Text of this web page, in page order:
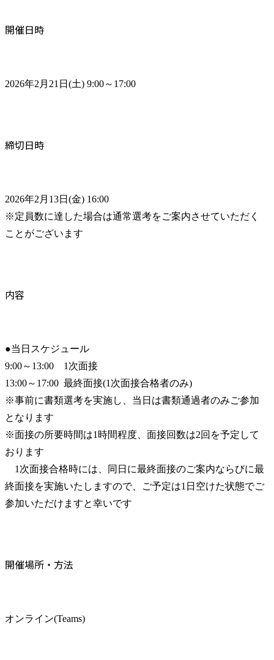
開催日時
2026年2月21日(土) 9:00～17:00
締切日時
2026年2月13日(金) 16:00
※定員数に達した場合は通常選考をご案内させていただく
ことがございます
内容
●当日スケジュール
9:00～13:00    1次面接
13:00～17:00  最終面接(1次面接合格者のみ)
※事前に書類選考を実施し、当日は書類通過者のみご参加
となります
※面接の所要時間は1時間程度、面接回数は2回を予定して
おります
1次面接合格時には、同日に最終面接のご案内ならびに最
終面接を実施いたしますので、ご予定は1日空けた状態でご
参加いただけますと幸いです
開催場所・方法
オンライン(Teams)